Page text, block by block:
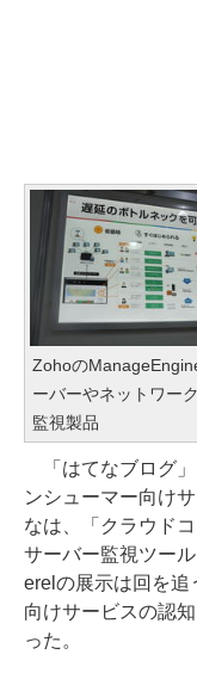
Zohoの
ーバーやネットワー
監視製品
「はてなブログ」
ンシューマー向け
なは、「クラウド
サーバー監視ツー
erelの展示は回を追
向けサービスの認
った。